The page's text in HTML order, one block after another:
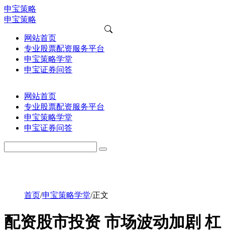
申宝策略
申宝策略
网站首页
专业股票配资服务平台
申宝策略学堂
申宝证券问答
网站首页
专业股票配资服务平台
申宝策略学堂
申宝证券问答
首页/申宝策略学堂/正文
配资股市投资 市场波动加剧 杠